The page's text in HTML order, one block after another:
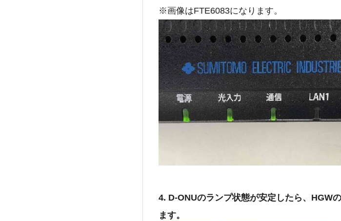
※画像はFTE6083になります。
4. D-ONUのランプ状態が安定したら、HGW
ます。